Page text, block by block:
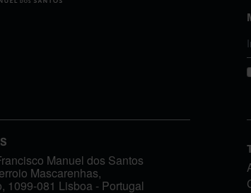
Manuel dos Santos
Mascarenhas,
1099-081 Lisboa - Portugal